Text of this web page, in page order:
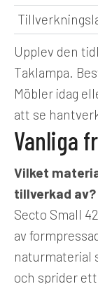
Upplev den
Taklampa.
Möbler idag
att se
Vanliga
Vilket
tillverkad av?
Secto Small
av
naturmaterial
och sprider